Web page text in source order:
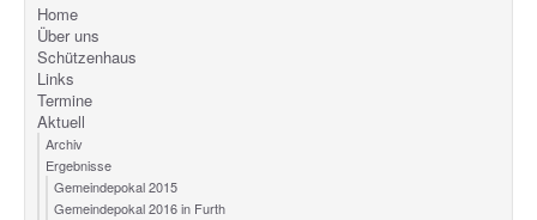
Home
Über uns
Schützenhaus
Links
Termine
Aktuell
Archiv
Ergebnisse
Gemeindepokal 2015
Gemeindepokal 2016 in Furth